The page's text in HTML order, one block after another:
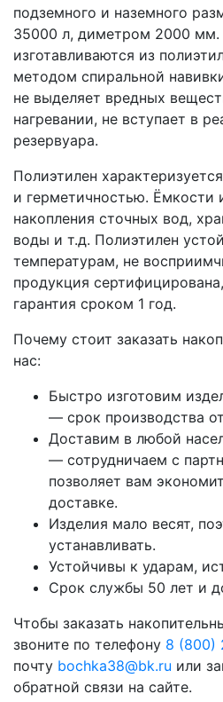
подземного и наземного
35000 л, диметром 2000 мм.
изготавливаются из
методом спиральной
не выделяет вредных
нагревании, не вступает в
резервуара.
Полиэтилен
и герметичностью. Ёмкости
накопления сточных вод,
воды и т.д. Полиэтилен
температурам, не
продукция
гарантия сроком 1 год.
Почему стоит заказать
нас:
Быстро изготовим
— срок производства
Доставим в любой
— сотрудничаем с
позволяет вам
доставке.
Изделия мало весят,
устанавливать.
Устойчивы к ударам,
Срок службы 50 лет и
Чтобы заказать
звоните по телефону 8 (800)
почту bochka38@bk.ru или
обратной связи на сайте.